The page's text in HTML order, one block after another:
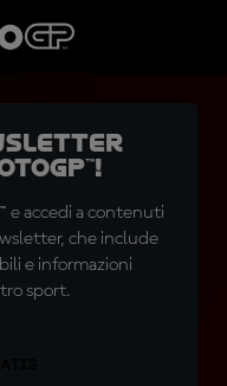
e accedi a contenuti
che include
e informazioni
sport.